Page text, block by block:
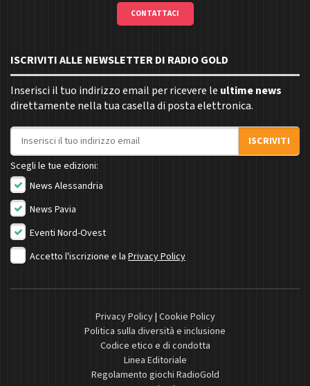
CONTATTACI
ISCRIVITI ALLE NEWSLETTER DI RADIO GOLD
Inserisci il tuo indirizzo email per ricevere le ultime news
direttamente nella tua casella di posta elettronica.
Indirizzo email
ISCRIVITI
Scegli le tue edizioni:
News Alessandria
News Pavia
Eventi Nord-Ovest
Accetto l'iscrizione e la Privacy Policy
Privacy Policy| Cookie Policy
Politica sulla diversità e inclusione
Codice etico e di condotta
Linea Editoriale
Regolamento giochi RadioGold